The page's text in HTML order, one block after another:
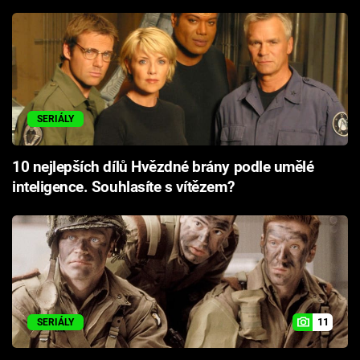
SERIÁLY
10 nejlepších dílů Hvězdné brány podle umělé
inteligence. Souhlasíte s vítězem?
SERIÁLY 11